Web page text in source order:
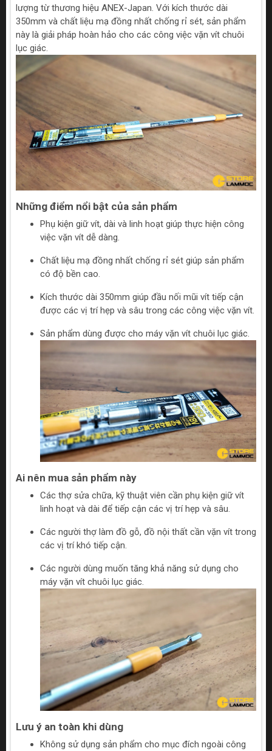
lượng từ thương hiệu ANEX-Japan. Với kích thước dài
350mm và chất liệu mạ đồng nhất chống rỉ sét, sản phẩm
này là giải pháp hoàn hảo cho các công việc vặn vít chuôi
lục giác.
Những điểm nổi bật của sản phẩm
Phụ kiện giữ vít, dài và linh hoạt giúp thực hiện công
việc vặn vít dễ dàng.
Chất liệu mạ đồng nhất chống rỉ sét giúp sản phẩm
có độ bền cao.
Kích thước dài 350mm giúp đầu nối mũi vít tiếp cận
được các vị trí hẹp và sâu trong các công việc vặn vít.
Sản phẩm dùng được cho máy vặn vít chuôi lục giác.
Ai nên mua sản phẩm này
Các thợ sửa chữa, kỹ thuật viên cần phụ kiện giữ vít
linh hoạt và dài để tiếp cận các vị trí hẹp và sâu.
Các người thợ làm đồ gỗ, đồ nội thất cần vặn vít trong
các vị trí khó tiếp cận.
Các người dùng muốn tăng khả năng sử dụng cho
máy vặn vít chuôi lục giác.
Lưu ý an toàn khi dùng
Không sử dụng sản phẩm cho mục đích ngoài công